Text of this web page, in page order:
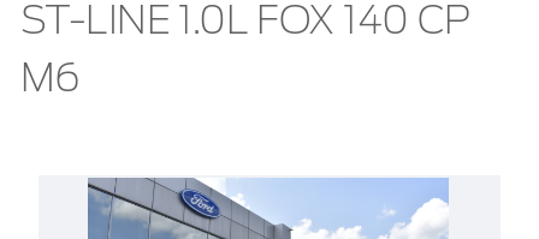
ST-LINE 1.0L FOX 140 CP
M6